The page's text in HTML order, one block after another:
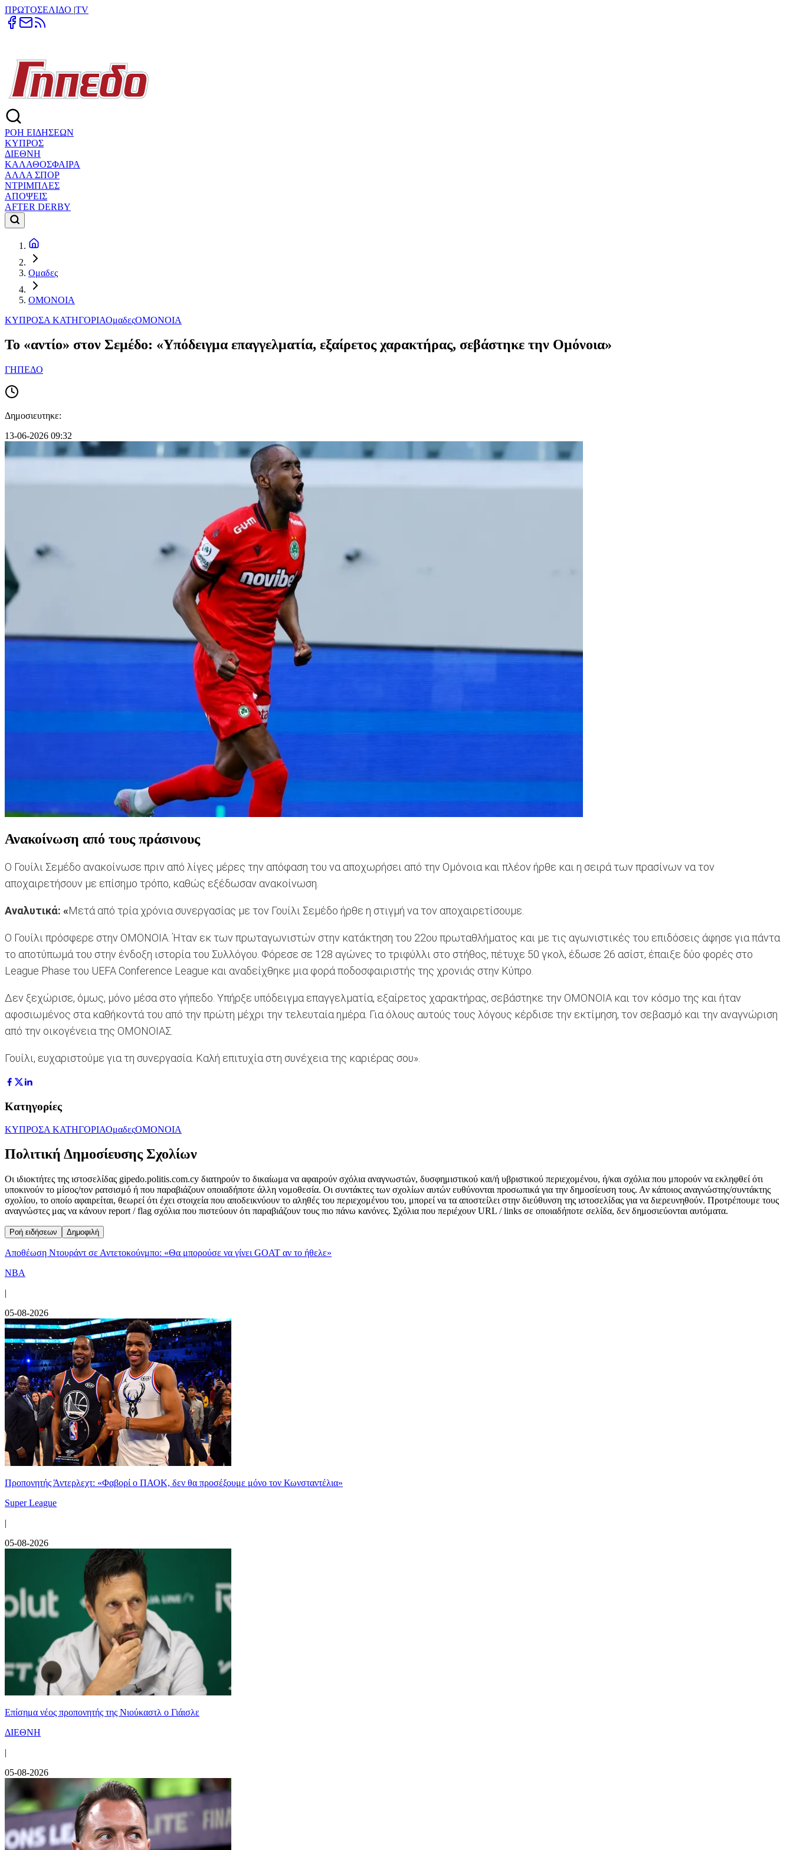
ΠΡΩΤΟΣΕΛΙΔΟ |TV
ΡΟΗ ΕΙΔΗΣΕΩΝ
ΚΥΠΡΟΣ
ΔΙΕΘΝΗ
ΚΑΛΑΘΟΣΦΑΙΡΑ
ΑΛΛΑ ΣΠΟΡ
ΝΤΡΙΜΠΛΕΣ
ΑΠΟΨΕΙΣ
AFTER DERBY
Ομαδες
ΟΜΟΝΟΙΑ
ΚΥΠΡΟΣΑ ΚΑΤΗΓΟΡΙΑΟμαδεςΟΜΟΝΟΙΑ
Το «αντίο» στον Σεμέδο: «Υπόδειγμα επαγγελματία, εξαίρετος χαρακτήρας, σεβάστηκε την Ομόνοια»
ΓΗΠΕΔΟ
Δημοσιευτηκε:
13-06-2026 09:32
Ανακοίνωση από τους πράσινους
Ο Γουίλι Σεμέδο ανακοίνωσε πριν από λίγες μέρες την απόφαση του να αποχωρήσει από την Ομόνοια και πλέον ήρθε και η σειρά των πρασίνων να τον
αποχαιρετήσουν με επίσημο τρόπο, καθώς εξέδωσαν ανακοίνωση.
Αναλυτικά: «Μετά από τρία χρόνια συνεργασίας με τον Γουίλι Σεμέδο ήρθε η στιγμή να τον αποχαιρετίσουμε.
Ο Γουίλι πρόσφερε στην ΟΜΟΝΟΙΑ. Ήταν εκ των πρωταγωνιστών στην κατάκτηση του 22ου πρωταθλήματος και με τις αγωνιστικές του επιδόσεις άφησε για πάντα
το αποτύπωμά του στην ένδοξη ιστορία του Συλλόγου. Φόρεσε σε 128 αγώνες το τριφύλλι στο στήθος, πέτυχε 50 γκολ, έδωσε 26 ασίστ, έπαιξε δύο φορές στο
League Phase του UEFA Conference League και αναδείχθηκε μια φορά ποδοσφαιριστής της χρονιάς στην Κύπρο.
Δεν ξεχώρισε, όμως, μόνο μέσα στο γήπεδο. Υπήρξε υπόδειγμα επαγγελματία, εξαίρετος χαρακτήρας, σεβάστηκε την ΟΜΟΝΟΙΑ και τον κόσμο της και ήταν
αφοσιωμένος στα καθήκοντά του από την πρώτη μέχρι την τελευταία ημέρα. Για όλους αυτούς τους λόγους κέρδισε την εκτίμηση, τον σεβασμό και την αναγνώριση
από την οικογένεια της ΟΜΟΝΟΙΑΣ.
Γουίλι, ευχαριστούμε για τη συνεργασία. Καλή επιτυχία στη συνέχεια της καριέρας σου».
Κατηγορίες
ΚΥΠΡΟΣΑ ΚΑΤΗΓΟΡΙΑΟμαδεςΟΜΟΝΟΙΑ
Πολιτική Δημοσίευσης Σχολίων
Οι ιδιοκτήτες της ιστοσελίδας gipedo.politis.com.cy διατηρούν το δικαίωμα να αφαιρούν σχόλια αναγνωστών, δυσφημιστικού και/ή υβριστικού περιεχομένου, ή/και σχόλια που μπορούν να εκληφθεί ότι
υποκινούν το μίσος/τον ρατσισμό ή που παραβιάζουν οποιαδήποτε άλλη νομοθεσία. Οι συντάκτες των σχολίων αυτών ευθύνονται προσωπικά για την δημοσίευση τους. Αν κάποιος αναγνώστης/συντάκτης
σχολίου, το οποίο αφαιρείται, θεωρεί ότι έχει στοιχεία που αποδεικνύουν το αληθές του περιεχομένου του, μπορεί να τα αποστείλει στην διεύθυνση της ιστοσελίδας για να διερευνηθούν. Προτρέπουμε τους
αναγνώστες μας να κάνουν report / flag σχόλια που πιστεύουν ότι παραβιάζουν τους πιο πάνω κανόνες. Σχόλια που περιέχουν URL / links σε οποιαδήποτε σελίδα, δεν δημοσιεύονται αυτόματα.
Ροή ειδήσεων Δημοφιλή
Αποθέωση Ντουράντ σε Αντετοκούνμπο: «Θα μπορούσε να γίνει GOAT αν το ήθελε»
NBA
|
05-08-2026
Προπονητής Άντερλεχτ: «Φαβορί ο ΠΑΟΚ, δεν θα προσέξουμε μόνο τον Κωνσταντέλια»
Super League
|
05-08-2026
Επίσημα νέος προπονητής της Νιούκαστλ ο Γιάισλε
ΔΙΕΘΝΗ
|
05-08-2026